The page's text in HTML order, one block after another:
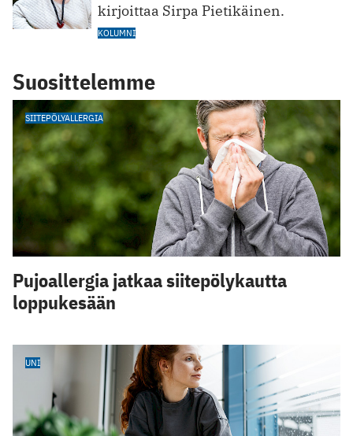
kirjoittaa Sirpa Pietikäinen.
KOLUMNI
Suosittelemme
SIITEPÖLYALLERGIA
Pujoallergia jatkaa siitepölykautta
loppukesään
UNI